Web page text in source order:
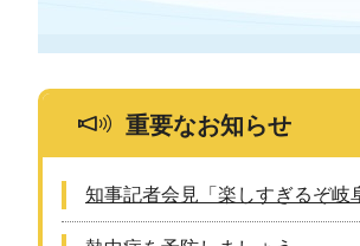
重要なお知らせ
知事記者会見「楽しすぎるぞ岐